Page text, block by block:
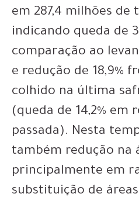
em 287,4 milhões de
indicando queda de
comparação ao
e redução de 18,9%
colhido na última
(queda de 14,2% em
passada). Nesta
também redução na
principalmente em
substituição de